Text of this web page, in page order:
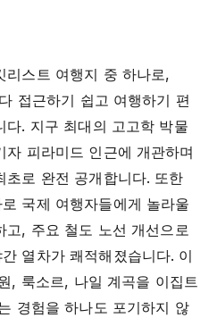
리스트 여행지 중 하나로,
접근하기 쉽고 여행하기 편
다. 지구 최대의 고고학 박물
자 피라미드 인근에 개관하며
초로 완전 공개합니다. 또한
국제 여행자들에게 놀라울
고, 주요 철도 노선 개선으로
열차가 쾌적해졌습니다. 이
, 룩소르, 나일 계곡을 이집트
경험을 하나도 포기하지 않